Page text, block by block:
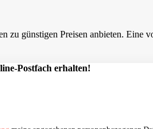
zu günstigen Preisen anbieten. Eine
Postfach erhalten!